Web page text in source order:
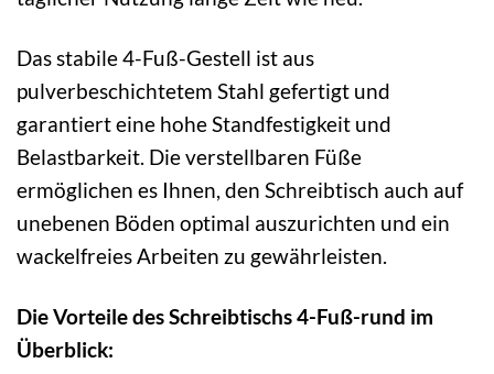
Das stabile 4-Fuß-Gestell ist aus
pulverbeschichtetem Stahl gefertigt und
garantiert eine hohe Standfestigkeit und
Belastbarkeit. Die verstellbaren Füße
ermöglichen es Ihnen, den Schreibtisch auch auf
unebenen Böden optimal auszurichten und ein
wackelfreies Arbeiten zu gewährleisten.
Die Vorteile des Schreibtischs 4-Fuß-rund im
Überblick: